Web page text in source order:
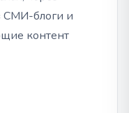
СМИ-блоги и
контент